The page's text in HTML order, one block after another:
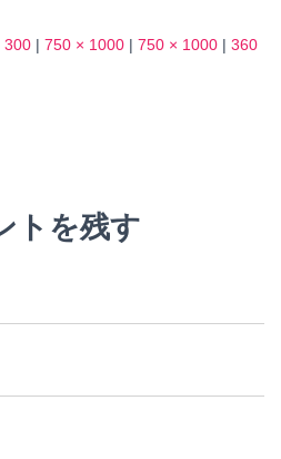
300 | 750 × 1000 | 750 × 1000 | 360
トを残す